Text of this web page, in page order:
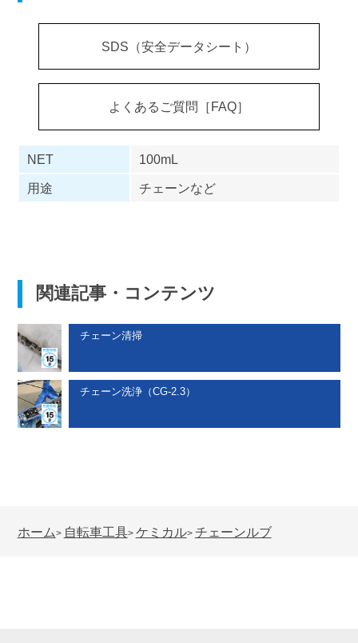
SDS（安全データシート）
よくあるご質問［FAQ］
NET
100mL
用途
チェーンなど
関連記事・コンテンツ
チェーン清掃
チェーン洗浄（CG-2.3）
ホーム> 自転車工具> ケミカル> チェーンルブ